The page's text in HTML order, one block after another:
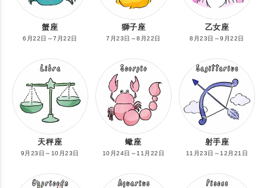
蟹座
6月22日～7月22日
獅子座
7月23日～8月22日
乙女座
8月23日～9月22日
天秤座
9月23日～10月23日
蠍座
10月24日～11月22日
射手座
11月23日～12月21日